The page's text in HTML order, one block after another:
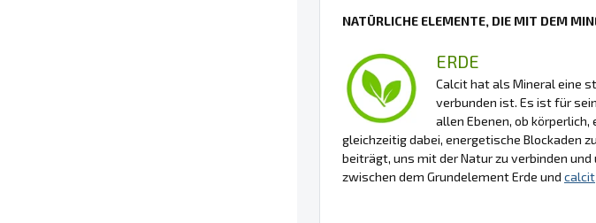
NATÜRLICHE ELEMENTE, DIE MIT DEM
ERDE
Calcit hat als Mineral eine
verbunden ist. Es ist für
allen Ebenen, ob
gleichzeitig dabei, energetische Blockaden
beiträgt, uns mit der Natur zu verbinden
zwischen dem Grundelement Erde und calcit